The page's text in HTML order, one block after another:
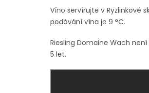
Víno servírujte v Ryzlinkové
podávání vína je 9 °C.
Riesling Domaine Wach
5 let.